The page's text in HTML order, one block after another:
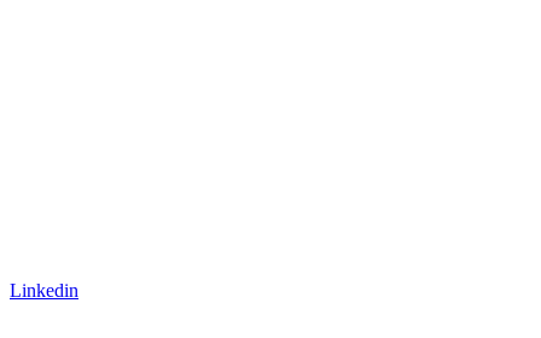
Linkedin